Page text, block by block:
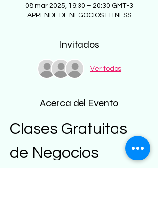
08 mar 2025, 19:30 – 20:30 GMT-3
APRENDE DE NEGOCIOS FITNESS
Invitados
Ver todos
Acerca del Evento
Clases Gratuitas
de Negocios